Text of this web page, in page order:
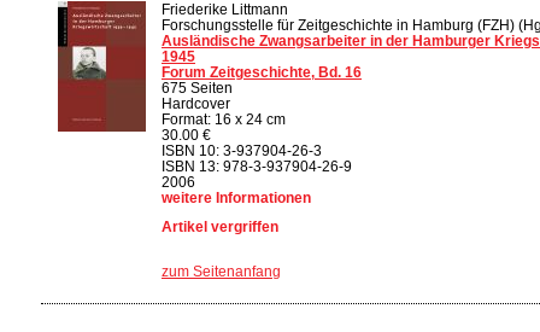
Friederike Littmann
Forschungsstelle für Zeitgeschichte in Hamburg (FZH)
Ausländische Zwangsarbeiter in der Hamburger
1945
Forum Zeitgeschichte, Bd. 16
675 Seiten
Hardcover
Format: 16 x 24 cm
30.00 €
ISBN 10: 3-937904-26-3
ISBN 13: 978-3-937904-26-9
2006
weitere Informationen
Artikel vergriffen
zum Seitenanfang